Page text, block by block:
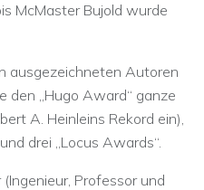
McMaster Bujold wurde
ausgezeichneten Autoren
den „Hugo Award“ ganze
A. Heinleins Rekord ein),
drei „Locus Awards“.
Professor und